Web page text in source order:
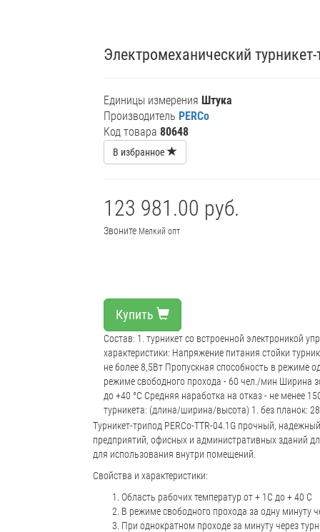
Электромеханический турникет-
Единицы измерения Штука
Производитель PERCo
Код товара 80648
В избранное
123 981.00 руб.
Звоните Мелкий опт
Купить
Состав: 1. турникет со встроенной электроникой
характеристики: Напряжение питания стойки
не более 8,5Вт Пропускная способность в режиме
режиме свободного прохода - 60 чел./мин Ширина
до +40 °C Средняя наработка на отказ - не менее
турникета: (длина/ширина/высота) 1. без планок:
Турникет-трипод PERCo-TTR-04.1G прочный,
предприятий, офисных и административных зданий
для использования внутри помещений.
Свойства и характеристики:
Область рабочих температур от + 1С до + 40 С
В режиме свободного прохода за одну минуту
При однократном проходе за минуту через